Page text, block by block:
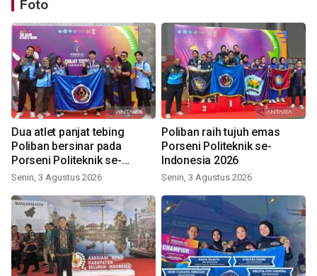
Foto
Dua atlet panjat tebing
Poliban bersinar pada
Porseni Politeknik se-
Indonesia 2026
Senin, 3 Agustus 2026
Poliban raih tujuh emas
Porseni Politeknik se-
Indonesia 2026
Senin, 3 Agustus 2026